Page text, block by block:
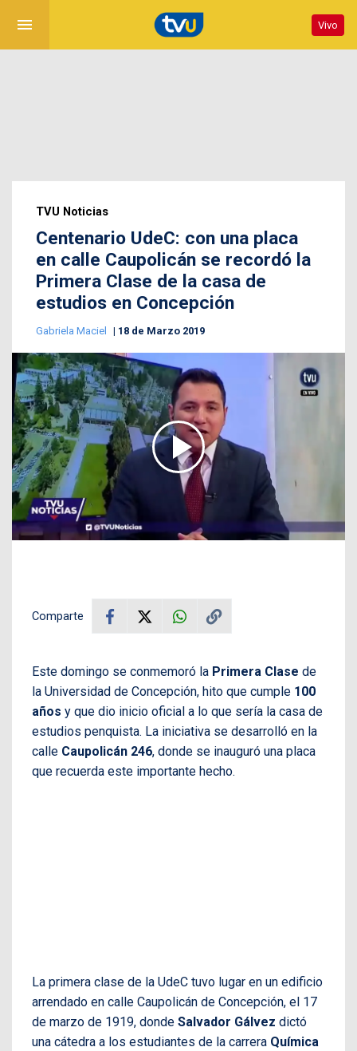
menu Vivo
TVU Noticias
Centenario UdeC: con una placa
en calle Caupolicán se recordó la
Primera Clase de la casa de
estudios en Concepción
Gabriela Maciel 18 de Marzo 2019
Comparte
Este domingo se conmemoró la Primera Clase de
la Universidad de Concepción, hito que cumple 100
años y que dio inicio oficial a lo que sería la casa de
estudios penquista. La iniciativa se desarrolló en la
calle Caupolicán 246, donde se inauguró una placa
que recuerda este importante hecho.
La primera clase de la UdeC tuvo lugar en un edificio
arrendado en calle Caupolicán de Concepción, el 17
de marzo de 1919, donde Salvador Gálvez dictó
una cátedra a los estudiantes de la carrera Química